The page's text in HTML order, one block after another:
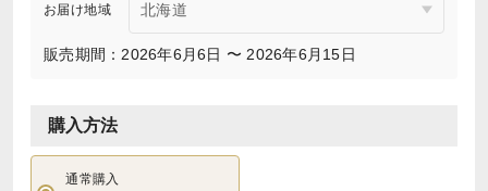
お届け地域
販売期間：2026年6月6日 〜 2026年6月15日
購入方法
通常購入